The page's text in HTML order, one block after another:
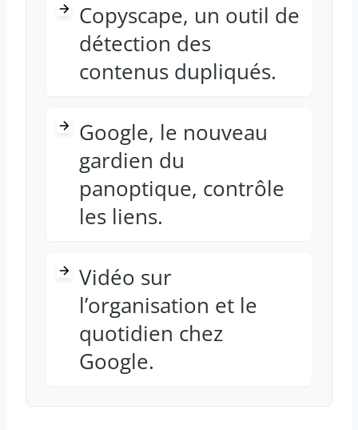
Copyscape, un outil de
détection des
contenus dupliqués.
Google, le nouveau
gardien du
panoptique, contrôle
les liens.
Vidéo sur
l’organisation et le
quotidien chez
Google.